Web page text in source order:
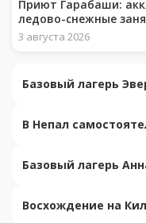
Приют Гарабаши:
ледово-снежные
3 августа 2026
Базовый лагерь
В Непал
Базовый лагерь
Восхождение на